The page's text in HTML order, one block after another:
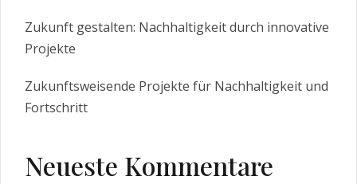
Zukunft gestalten: Nachhaltigkeit durch innovative
Projekte
Zukunftsweisende Projekte für Nachhaltigkeit und
Fortschritt
Neueste Kommentare